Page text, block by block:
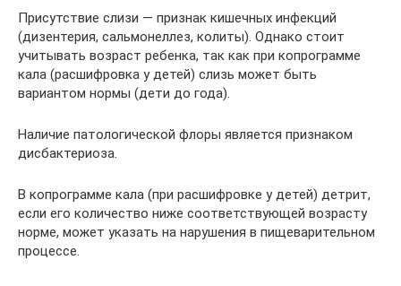
Присутствие слизи — признак кишечных инфекций
(дизентерия, сальмонеллез, колиты). Однако стоит
учитывать возраст ребенка, так как при копрограмме
кала (расшифровка у детей) слизь может быть
вариантом нормы (дети до года).
Наличие патологической флоры является признаком
дисбактериоза.
В копрограмме кала (при расшифровке у детей) детрит,
если его количество ниже соответствующей возрасту
норме, может указать на нарушения в пищеварительном
процессе.